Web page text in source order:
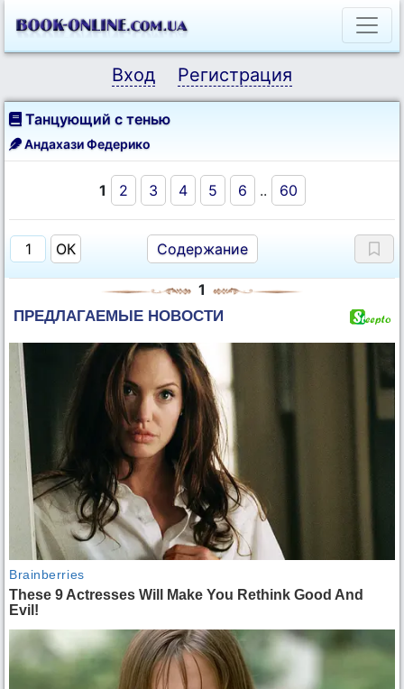
Вход Регистрация
Танцующий с тенью
Андахази Федерико
1 2 3 4 5 6 .. 60
Содержание
1